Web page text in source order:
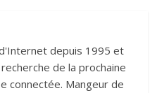
depuis 1995 et
de la prochaine
connectée. Mangeur de